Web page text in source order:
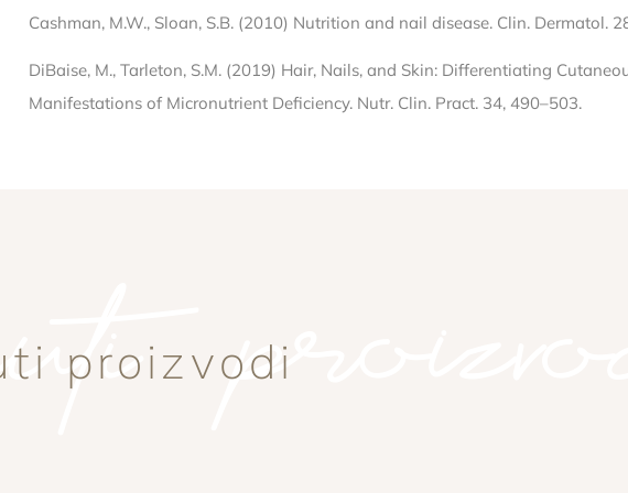
Cashman, M.W., Sloan, S.B. (2010) Nutrition and nail disease. Clin. Dermatol.
DiBaise, M., Tarleton, S.M. (2019) Hair, Nails, and Skin: Differentiating
Manifestations of Micronutrient Deficiency. Nutr. Clin. Pract. 34, 490–503.
proizvodi
proizvodi